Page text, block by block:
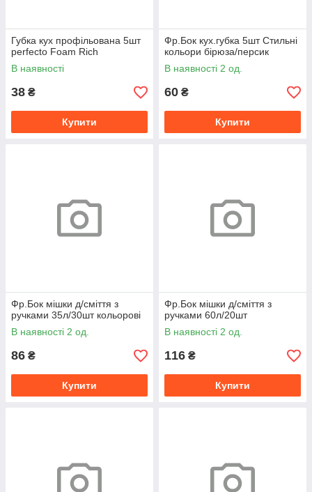
Губка кух профільована 5шт
perfecto Foam Rich
В наявності
38 ₴
Купити
Фр.Бок кух.губка 5шт Стильні
кольори бірюза/персик
В наявності 2 од.
60 ₴
Купити
Фр.Бок мішки д/сміття з
ручками 35л/30шт кольорові
В наявності 2 од.
86 ₴
Купити
Фр.Бок мішки д/сміття з
ручками 60л/20шт
В наявності 2 од.
116 ₴
Купити